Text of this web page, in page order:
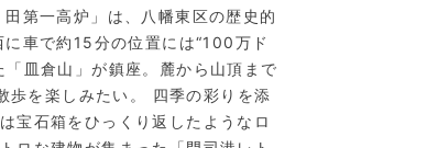
第一高炉」は、八幡東区の歴史的
車で約15分の位置には“100万ド
皿倉山」が鎮座。麓から山頂まで
を楽しみたい。 四季の彩りを添
宝石箱をひっくり返したようなロ